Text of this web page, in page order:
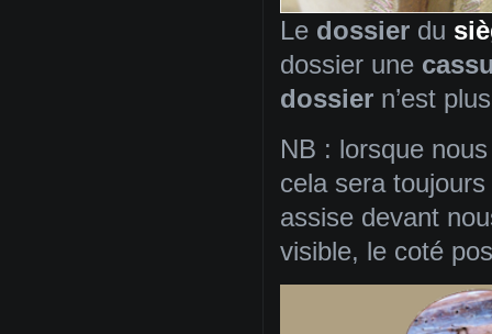
Le dossier du
dossier une
dossier n’est
NB : lorsque
cela sera
assise devant
visible, le coté